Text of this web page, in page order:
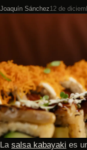
Joaquín Sánchez12 de
La salsa kabayaki es